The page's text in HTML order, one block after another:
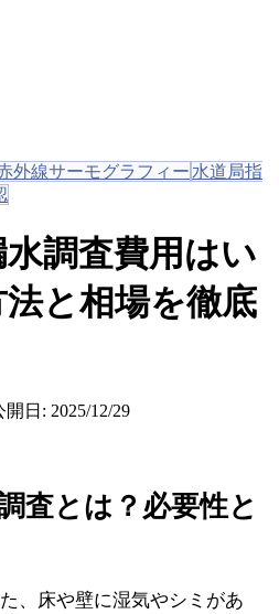
外線サーモグラフィー 水道局指
調査費用はい
法と相場を徹底
開日: 2025/12/29
査とは？必要性と
、床や壁に湿気やシミがあ